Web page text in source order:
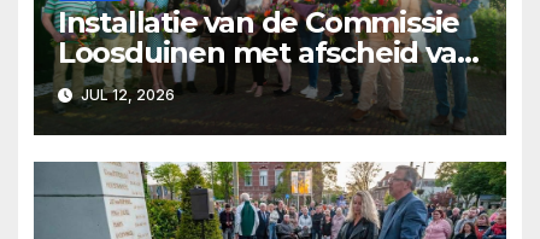
Installatie van de Commissie
Loosduinen met afscheid van
Pjer Wijsman
JUL 12, 2026